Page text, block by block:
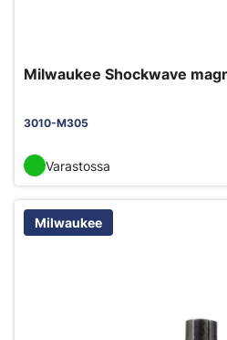
Milwaukee Shockwave
3010-M305
Varastossa
Milwaukee